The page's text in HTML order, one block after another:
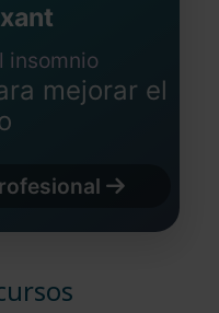
insomnio
mejorar el